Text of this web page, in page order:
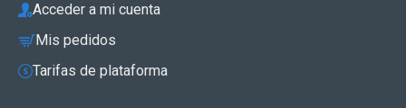
Acceder a mi cuenta
Mis pedidos
Tarifas de plataforma